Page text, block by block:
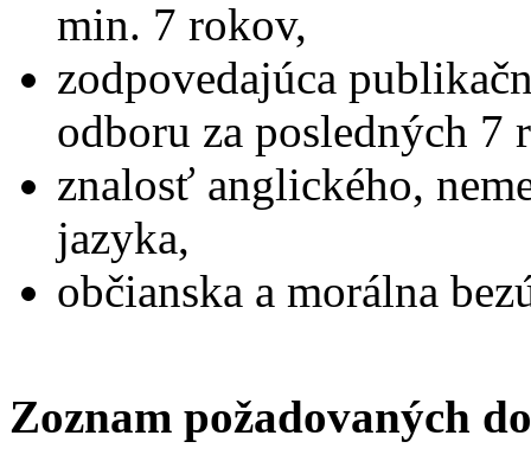
min. 7 rokov,
zodpovedajúca
odboru za posledných 7
znalosť anglického,
jazyka,
občianska a
Zoznam požadovaných